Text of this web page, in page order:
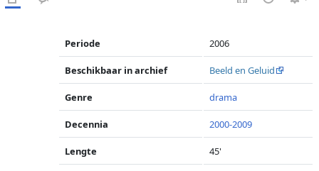
Periode 2006
Beschikbaar in archief Beeld en Geluid
Genre drama
Decennia 2000-2009
Lengte 45'